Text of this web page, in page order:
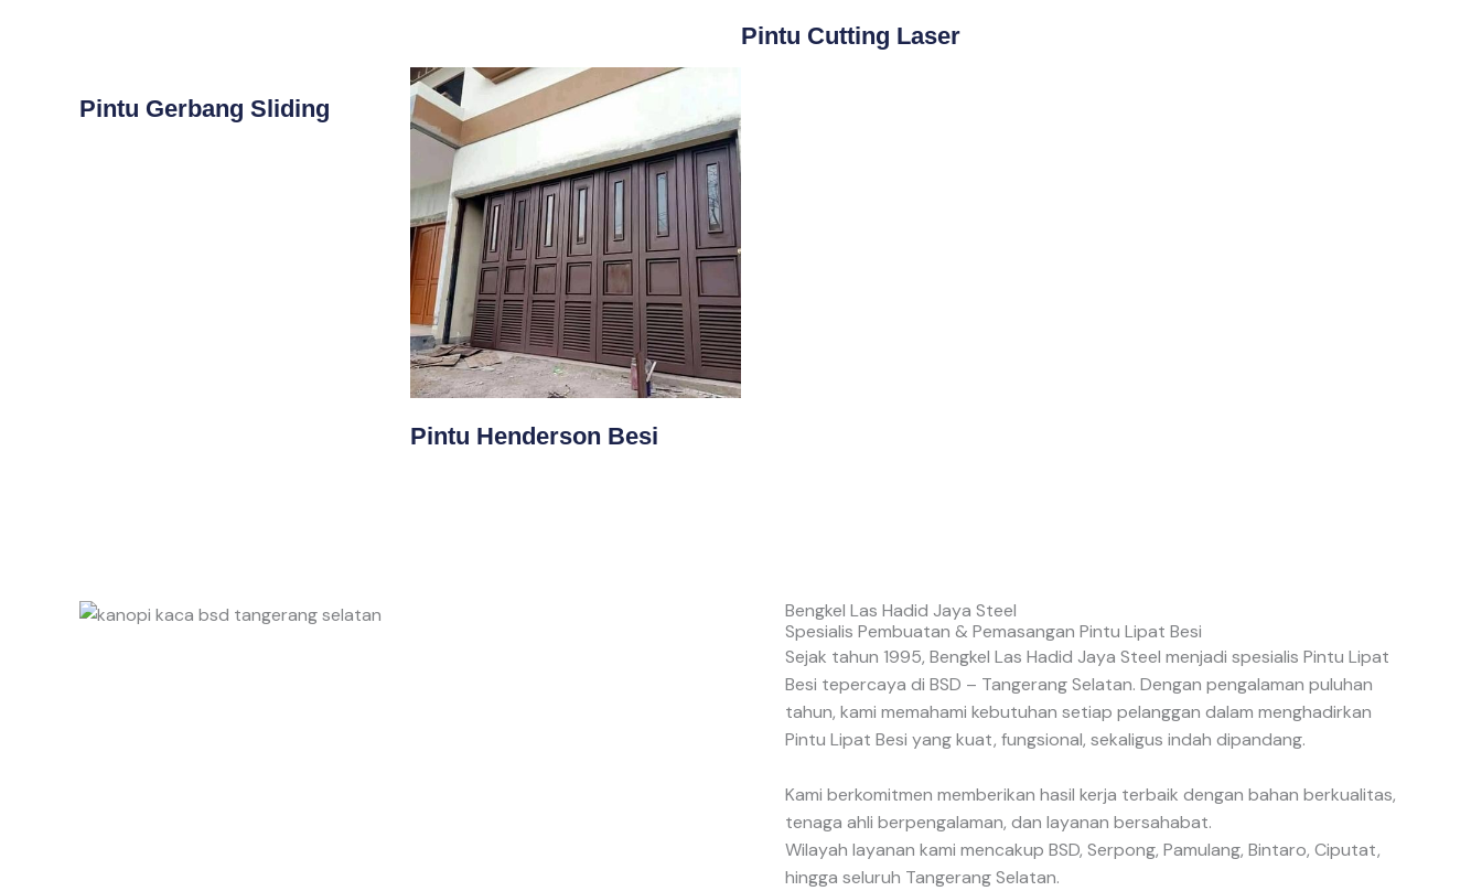
Pintu Cutting Laser
Pintu Gerbang Sliding
Pintu Henderson Besi
Bengkel Las Hadid Jaya Steel
Spesialis Pembuatan & Pemasangan Pintu Lipat Besi
Sejak tahun 1995, Bengkel Las Hadid Jaya Steel menjadi spesialis Pintu Lipat
Besi tepercaya di BSD – Tangerang Selatan. Dengan pengalaman puluhan
tahun, kami memahami kebutuhan setiap pelanggan dalam menghadirkan
Pintu Lipat Besi yang kuat, fungsional, sekaligus indah dipandang.
Kami berkomitmen memberikan hasil kerja terbaik dengan bahan berkualitas,
tenaga ahli berpengalaman, dan layanan bersahabat.
Wilayah layanan kami mencakup BSD, Serpong, Pamulang, Bintaro, Ciputat,
hingga seluruh Tangerang Selatan.